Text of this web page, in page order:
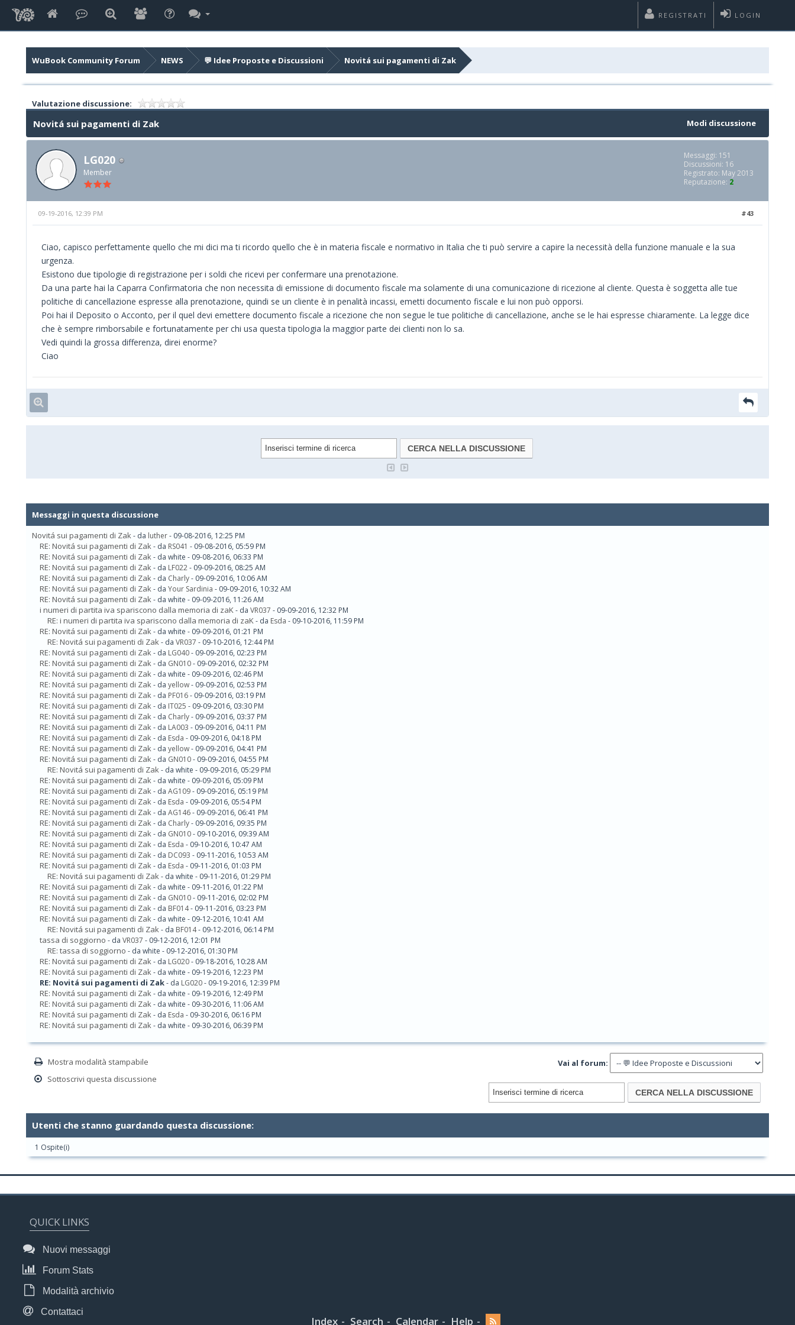
LOGIN
REGISTRATI
WuBook Community Forum NEWS 💬 Idee Proposte e Discussioni Novitá sui pagamenti di Zak
Valutazione discussione:
Modi discussione
Novitá sui pagamenti di Zak
LG020
Member
Messaggi: 151
Discussioni: 16
Registrato: May 2013
Reputazione: 2
#43
09-19-2016, 12:39 PM
Ciao, capisco perfettamente quello che mi dici ma ti ricordo quello che è in materia fiscale e normativo in Italia che ti può servire a capire la necessità della funzione manuale e la sua
urgenza.
Esistono due tipologie di registrazione per i soldi che ricevi per confermare una prenotazione.
Da una parte hai la Caparra Confirmatoria che non necessita di emissione di documento fiscale ma solamente di una comunicazione di ricezione al cliente. Questa è soggetta alle tue
politiche di cancellazione espresse alla prenotazione, quindi se un cliente è in penalità incassi, emetti documento fiscale e lui non può opporsi.
Poi hai il Deposito o Acconto, per il quel devi emettere documento fiscale a ricezione che non segue le tue politiche di cancellazione, anche se le hai espresse chiaramente. La legge dice
che è sempre rimborsabile e fortunatamente per chi usa questa tipologia la maggior parte dei clienti non lo sa.
Vedi quindi la grossa differenza, direi enorme?
Ciao
Messaggi in questa discussione
Novitá sui pagamenti di Zak- da luther- 09-08-2016, 12:25 PM
RE: Novitá sui pagamenti di Zak- da RS041 - 09-08-2016, 05:59 PM
RE: Novitá sui pagamenti di Zak- da white - 09-08-2016, 06:33 PM
RE: Novitá sui pagamenti di Zak- da LF022- 09-09-2016, 08:25 AM
RE: Novitá sui pagamenti di Zak- da Charly- 09-09-2016, 10:06 AM
RE: Novitá sui pagamenti di Zak- da Your Sardinia - 09-09-2016, 10:32 AM
RE: Novitá sui pagamenti di Zak- da white - 09-09-2016, 11:26 AM
i numeri di partita iva spariscono dalla memoria di zaK- da VR037 - 09-09-2016, 12:32 PM
RE: i numeri di partita iva spariscono dalla memoria di zaK- da Esda - 09-10-2016, 11:59 PM
RE: Novitá sui pagamenti di Zak- da white - 09-09-2016, 01:21 PM
RE: Novitá sui pagamenti di Zak- da VR037 - 09-10-2016, 12:44 PM
RE: Novitá sui pagamenti di Zak- da LG040- 09-09-2016, 02:23 PM
RE: Novitá sui pagamenti di Zak- da GN010- 09-09-2016, 02:32 PM
RE: Novitá sui pagamenti di Zak- da white - 09-09-2016, 02:46 PM
RE: Novitá sui pagamenti di Zak- da yellow- 09-09-2016, 02:53 PM
RE: Novitá sui pagamenti di Zak- da PF016- 09-09-2016, 03:19 PM
RE: Novitá sui pagamenti di Zak- da IT025 - 09-09-2016, 03:30 PM
RE: Novitá sui pagamenti di Zak- da Charly- 09-09-2016, 03:37 PM
RE: Novitá sui pagamenti di Zak- da LA003 - 09-09-2016, 04:11 PM
RE: Novitá sui pagamenti di Zak- da Esda - 09-09-2016, 04:18 PM
RE: Novitá sui pagamenti di Zak- da yellow- 09-09-2016, 04:41 PM
RE: Novitá sui pagamenti di Zak- da GN010- 09-09-2016, 04:55 PM
RE: Novitá sui pagamenti di Zak- da white - 09-09-2016, 05:29 PM
RE: Novitá sui pagamenti di Zak- da white - 09-09-2016, 05:09 PM
RE: Novitá sui pagamenti di Zak- da AG109- 09-09-2016, 05:19 PM
RE: Novitá sui pagamenti di Zak- da Esda - 09-09-2016, 05:54 PM
RE: Novitá sui pagamenti di Zak- da AG146- 09-09-2016, 06:41 PM
RE: Novitá sui pagamenti di Zak- da Charly- 09-09-2016, 09:35 PM
RE: Novitá sui pagamenti di Zak- da GN010- 09-10-2016, 09:39 AM
RE: Novitá sui pagamenti di Zak- da Esda - 09-10-2016, 10:47 AM
RE: Novitá sui pagamenti di Zak- da DC093 - 09-11-2016, 10:53 AM
RE: Novitá sui pagamenti di Zak- da Esda - 09-11-2016, 01:03 PM
RE: Novitá sui pagamenti di Zak- da white - 09-11-2016, 01:29 PM
RE: Novitá sui pagamenti di Zak- da white - 09-11-2016, 01:22 PM
RE: Novitá sui pagamenti di Zak- da GN010- 09-11-2016, 02:02 PM
RE: Novitá sui pagamenti di Zak- da BF014- 09-11-2016, 03:23 PM
RE: Novitá sui pagamenti di Zak- da white - 09-12-2016, 10:41 AM
RE: Novitá sui pagamenti di Zak- da BF014- 09-12-2016, 06:14 PM
tassa di soggiorno - da VR037 - 09-12-2016, 12:01 PM
RE: tassa di soggiorno - da white - 09-12-2016, 01:30 PM
RE: Novitá sui pagamenti di Zak- da LG020- 09-18-2016, 10:28 AM
RE: Novitá sui pagamenti di Zak- da white - 09-19-2016, 12:23 PM
RE: Novitá sui pagamenti di Zak- da LG020- 09-19-2016, 12:39 PM
RE: Novitá sui pagamenti di Zak- da white - 09-19-2016, 12:49 PM
RE: Novitá sui pagamenti di Zak- da white - 09-30-2016, 11:06 AM
RE: Novitá sui pagamenti di Zak- da Esda - 09-30-2016, 06:16 PM
RE: Novitá sui pagamenti di Zak- da white - 09-30-2016, 06:39 PM
Mostra modalità stampabile
Sottoscrivi questa discussione
Vai al forum:
Utenti che stanno guardando questa discussione:
1 Ospite(i)
QUICK LINKS
Nuovi messaggi
Forum Stats
Modalità archivio
Contattaci
Index Search Calendar Help